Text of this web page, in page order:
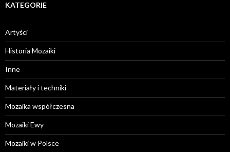
KATEGORIE
Artyści
Historia Mozaiki
Inne
Materiały i techniki
Mozaika współczesna
Mozaiki Ewy
Mozaiki w Polsce